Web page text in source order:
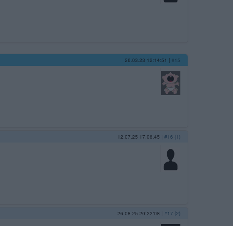
26.03.23 12:14:51 | #15
12.07.25 17:06:45 | #16 (1)
26.08.25 20:22:08 | #17 (2)